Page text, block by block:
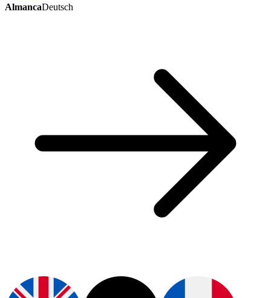
AlmancaDeutsch